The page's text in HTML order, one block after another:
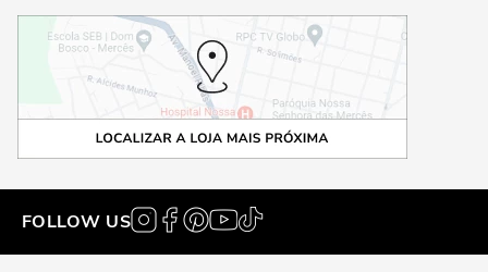
FOLLOW US